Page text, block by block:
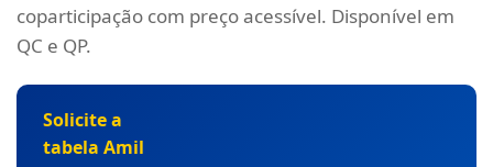
coparticipação com preço acessível. Disponível em
QC e QP.
Solicite a
tabela Amil